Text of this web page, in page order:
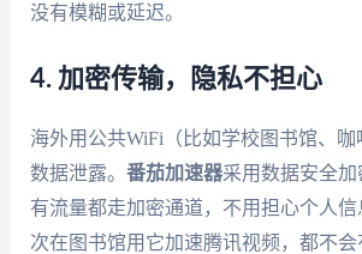
没有模糊或延迟。
4. 加密传输，隐私不担心
海外用公共WiFi（比如学校图书馆、
数据泄露。 番茄加速器采用数据安全
有流量都走加密通道，不用担心个人
次在图书馆用它加速腾讯视频，都不